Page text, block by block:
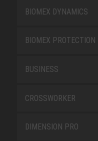
BIOMEX DYNAMICS
BIOMEX PROTECTION
BUSINESS
CROSSWORKER
DIMENSION PRO